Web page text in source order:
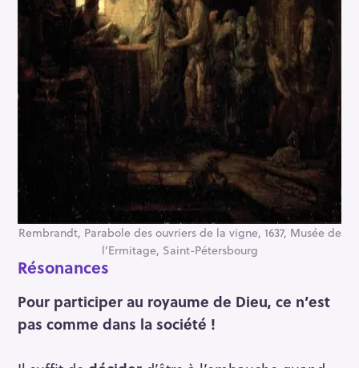
Rembrandt, Parabole des ouvriers de la vigne, 1637, Musée de
l’Ermitage, Saint-Pétersbourg
Résonances
Pour participer au royaume de Dieu, ce n’est
pas comme dans la société !
h
f
o